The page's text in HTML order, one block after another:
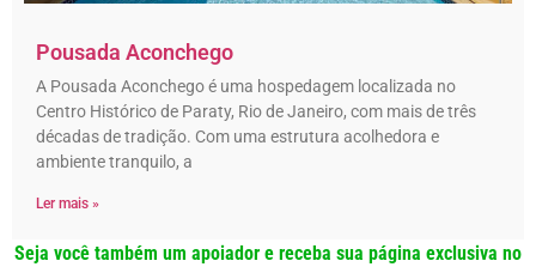
Pousada Aconchego
A Pousada Aconchego é uma hospedagem localizada no
Centro Histórico de Paraty, Rio de Janeiro, com mais de três
décadas de tradição. Com uma estrutura acolhedora e
ambiente tranquilo, a
Ler mais »
Seja você também um apoiador e receba sua página exclusiva no